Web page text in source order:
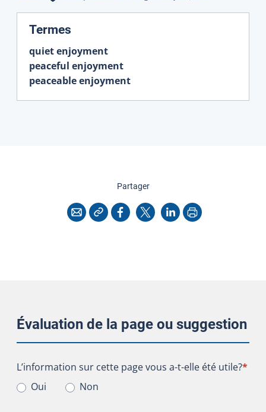
Termes
quiet enjoyment
peaceful enjoyment
peaceable enjoyment
Partagercette page
CourrielCopier l'adresse
Facebook
X LinkedInImprimer
Évaluation de la page ou suggestion
L’information sur cette page vous a-t-elle été utile?
L’information sur cette page vous a-t-elle été utile?*
Oui
Non